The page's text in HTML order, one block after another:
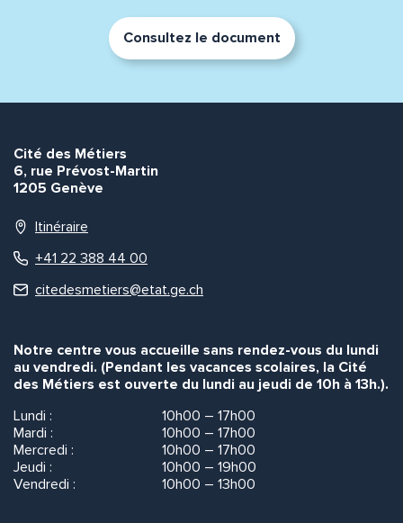
Consultez le document
Cité des Métiers
6, rue Prévost-Martin
1205 Genève
Itinéraire
+41 22 388 44 00
citedesmetiers@etat.ge.ch
Notre centre vous accueille sans rendez-vous du lundi
au vendredi. (Pendant les vacances scolaires, la Cité
des Métiers est ouverte du lundi au jeudi de 10h à 13h.).
Lundi :
10h00 – 17h00
Mardi :
10h00 – 17h00
Mercredi :
10h00 – 17h00
Jeudi :
10h00 – 19h00
Vendredi :
10h00 – 13h00